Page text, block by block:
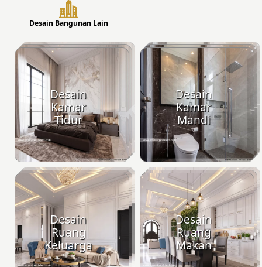
Desain Bangunan Lain
Desain
Kamar
Tidur
Desain
Kamar
Mandi
Desain
Ruang
Keluarga
Desain
Ruang
Makan